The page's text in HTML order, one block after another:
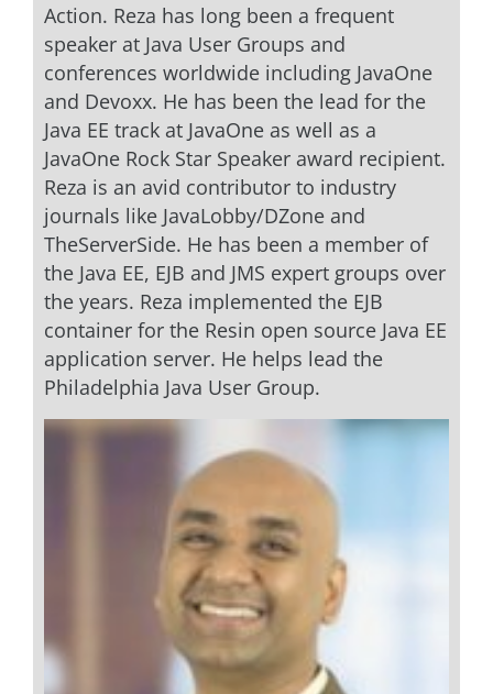
Action. Reza has long been a frequent
speaker at Java User Groups and
conferences worldwide including JavaOne
and Devoxx. He has been the lead for the
Java EE track at JavaOne as well as a
JavaOne Rock Star Speaker award recipient.
Reza is an avid contributor to industry
journals like JavaLobby/DZone and
TheServerSide. He has been a member of
the Java EE, EJB and JMS expert groups over
the years. Reza implemented the EJB
container for the Resin open source Java EE
application server. He helps lead the
Philadelphia Java User Group.